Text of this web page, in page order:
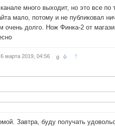
много выходит, но это все по
мало, потому и не публиковал
очень долго. Нож Финка-2 от
6 марта 2019, 04:56 0 ↑
Завтра, буду получать